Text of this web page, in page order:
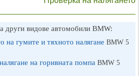
други видове автомобили BMW:
на гумите и тяхното налягане BMW 5
на горивната помпа BMW 5